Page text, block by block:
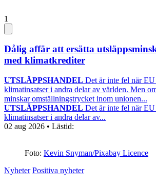
1
Dålig affär att ersätta
med klimatkrediter
UTSLÄPPSHANDEL Det är inte fel när EU
klimatinsatser i andra delar av världen. Men
minskar omställningstrycket inom unionen...
UTSLÄPPSHANDEL Det är inte fel när EU
klimatinsatser i andra delar av...
02 aug 2026 • Lästid:
Foto: Kevin Snyman/Pixabay Licence
Nyheter Positiva nyheter